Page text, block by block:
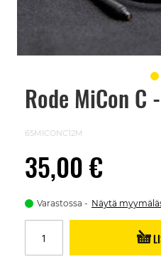
Rode MiCon C
65MICONC12M
35,00 €
Varastossa Näytä
Skip
images
gallery